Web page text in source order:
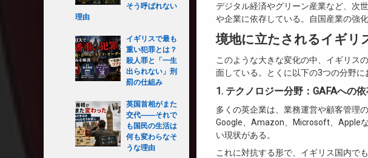
デジタル経済やグリーン産業など、次
や企業に依存している。自国産業の強
境地に立たされるイギリ
このような大きな変化の中、イギリス
面している。とくに以下の3つの分野に
1. テクノロジー分野：GAFAへの
多くの英企業は、業務運営や顧客管理
Google、Amazon、Microsoft、Apple
い現状がある。
これに対抗する形で、イギリス国内で
そう呼ばれない
理由
イギリスで最も
重い犯罪とは？
殺人罪と「一生
出られない」刑
罰の仕組み
英国首相がまた
交代――それで
も国民の生活は
何も変わらなそ
うな理由